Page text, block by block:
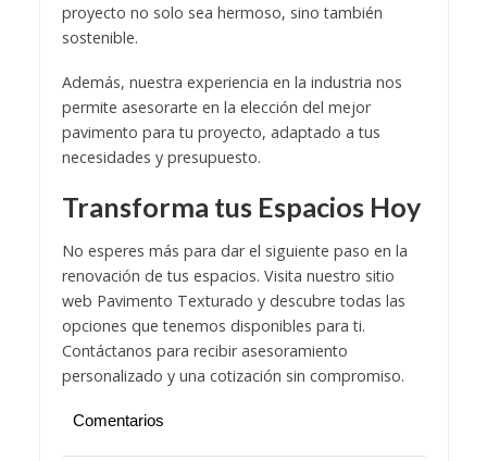
proyecto no solo sea hermoso, sino también
sostenible.
Además, nuestra experiencia en la industria nos
permite asesorarte en la elección del mejor
pavimento para tu proyecto, adaptado a tus
necesidades y presupuesto.
Transforma tus Espacios Hoy
No esperes más para dar el siguiente paso en la
renovación de tus espacios. Visita nuestro sitio
web Pavimento Texturado y descubre todas las
opciones que tenemos disponibles para ti.
Contáctanos para recibir asesoramiento
personalizado y una cotización sin compromiso.
Comentarios